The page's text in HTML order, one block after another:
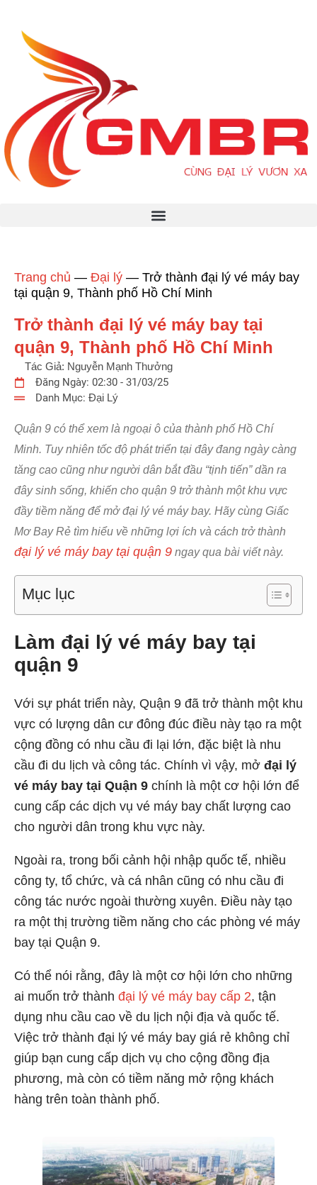
Trang chủ — Đại lý — Trở thành đại lý vé máy bay
tại quận 9, Thành phố Hồ Chí Minh
Trở thành đại lý vé máy bay tại
quận 9, Thành phố Hồ Chí Minh
Tác Giả: Nguyễn Mạnh Thưởng
Đăng Ngày: 02:30 - 31/03/25
Danh Mục: Đại Lý
Quận 9 có thể xem là ngoại ô của thành phố Hồ Chí
Minh. Tuy nhiên tốc độ phát triển tại đây đang ngày càng
tăng cao cũng như người dân bắt đầu “tịnh tiến” dần ra
đây sinh sống, khiến cho quận 9 trở thành một khu vực
đầy tiềm năng để mở đại lý vé máy bay. Hãy cùng Giấc
Mơ Bay Rẻ tìm hiểu về những lợi ích và cách trở thành
đại lý vé máy bay tại quận 9 ngay qua bài viết này.
Mục lục
Làm đại lý vé máy bay tại
quận 9
Với sự phát triển này, Quận 9 đã trở thành một khu
vực có lượng dân cư đông đúc điều này tạo ra một
cộng đồng có nhu cầu đi lại lớn, đặc biệt là nhu
cầu đi du lịch và công tác. Chính vì vậy, mở đại lý
vé máy bay tại Quận 9 chính là một cơ hội lớn để
cung cấp các dịch vụ vé máy bay chất lượng cao
cho người dân trong khu vực này.
Ngoài ra, trong bối cảnh hội nhập quốc tế, nhiều
công ty, tổ chức, và cá nhân cũng có nhu cầu đi
công tác nước ngoài thường xuyên. Điều này tạo
ra một thị trường tiềm năng cho các phòng vé máy
bay tại Quận 9.
Có thể nói rằng, đây là một cơ hội lớn cho những
ai muốn trở thành đại lý vé máy bay cấp 2, tận
dụng nhu cầu cao về du lịch nội địa và quốc tế.
Việc trở thành đại lý vé máy bay giá rẻ không chỉ
giúp bạn cung cấp dịch vụ cho cộng đồng địa
phương, mà còn có tiềm năng mở rộng khách
hàng trên toàn thành phố.